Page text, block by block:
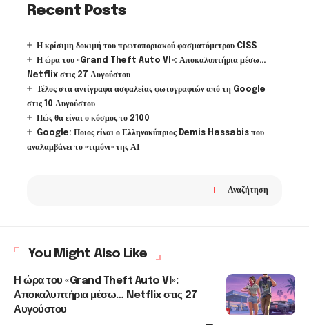
Recent Posts
Η κρίσιμη δοκιμή του πρωτοποριακού φασματόμετρου CISS
Η ώρα του «Grand Theft Auto VI»: Αποκαλυπτήρια μέσω…
Netflix στις 27 Αυγούστου
Τέλος στα αντίγραφα ασφαλείας φωτογραφιών από τη Google
στις 10 Αυγούστου
Πώς θα είναι ο κόσμος το 2100
Google: Ποιος είναι ο Ελληνοκύπριος Demis Hassabis που
αναλαμβάνει το «τιμόνι» της ΑΙ
Αναζήτηση
You Might Also Like
Η ώρα του «Grand Theft Auto VI»:
Αποκαλυπτήρια μέσω… Netflix στις 27
Αυγούστου